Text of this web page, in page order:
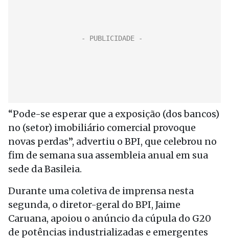
“Pode-se esperar que a exposição (dos bancos)
no (setor) imobiliário comercial provoque
novas perdas”, advertiu o BPI, que celebrou no
fim de semana sua assembleia anual em sua
sede da Basileia.
Durante uma coletiva de imprensa nesta
segunda, o diretor-geral do BPI, Jaime
Caruana, apoiou o anúncio da cúpula do G20
de potências industrializadas e emergentes